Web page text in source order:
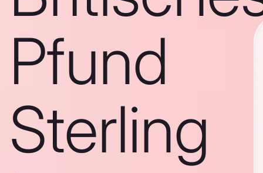
Pfund
Sterling